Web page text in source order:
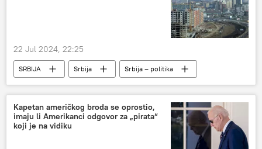
22 Jul 2024, 22:25
SRBIJA Srbija
Srbija – politika
Srbija – hronika
Hronika
Kapetan američkog broda se oprostio,
imaju li Amerikanci odgovor za „pirata“
koji je na vidiku